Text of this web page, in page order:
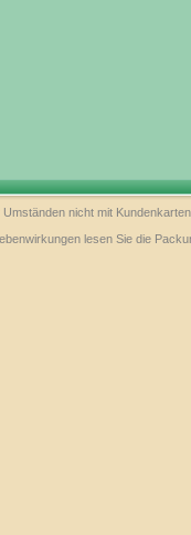
nicht mit
lesen Sie die